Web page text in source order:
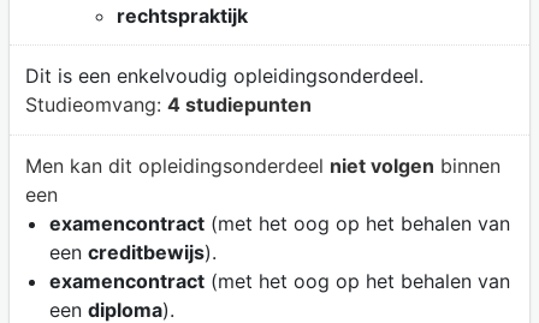
rechtspraktijk
Dit is een enkelvoudig opleidingsonderdeel.
Studieomvang: 4 studiepunten
Men kan dit opleidingsonderdeel niet volgen binnen
een
examencontract(met het oog op het behalen van
een creditbewijs).
examencontract(met het oog op het behalen van
een diploma).